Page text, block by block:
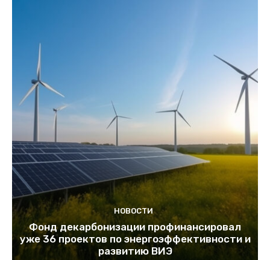
НОВОСТИ
Фонд декарбонизации профинансировал
уже 36 проектов по энергоэффективности и
развитию ВИЭ